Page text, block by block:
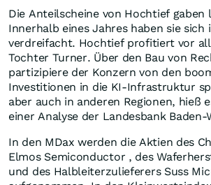
Die Anteilscheine von Hochtief gaben
Innerhalb eines Jahres haben sie sich
verdreifacht. Hochtief profitiert vor
Tochter Turner. Über den Bau von
partizipiere der Konzern von den
Investitionen in die KI-Infrastruktur
aber auch in anderen Regionen, hieß
einer Analyse der Landesbank
In den MDax werden die Aktien des
Elmos Semiconductor , des
und des Halbleiterzulieferers Suss